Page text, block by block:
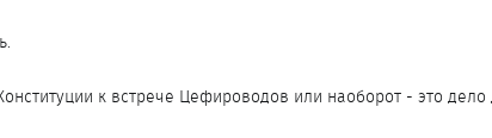
к встрече Цефироводов или наоборот - это